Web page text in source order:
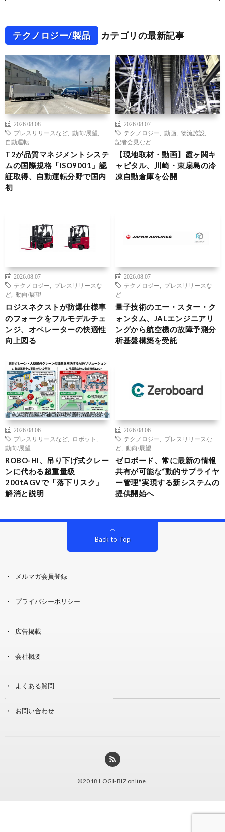
テクノロジー/製品 カテゴリの最新記事
2026.08.08
プレスリリースなど
動向/展望
自動運転
T2が品質マネジメントシステ
ムの国際規格「ISO9001」認
証取得、自動運転分野で国内
初
2026.08.07
テクノロジー
動画 物流施設
記者会見など
【現地取材・動画】霞ヶ関キ
ャピタル、川崎・東扇島の冷
凍自動倉庫を公開
2026.08.07
テクノロジー
プレスリリースな
ど
動向/展望
ロジスネクストが防爆仕様車
のフォークをフルモデルチェ
ンジ、オペレーターの快適性
向上図る
2026.08.07
テクノロジー
プレスリリースな
ど
量子技術のエー・スター・ク
ォンタム、JALエンジニアリ
ングから航空機の故障予測分
析基盤構築を受託
2026.08.06
プレスリリースなど
ロボット
動向/展望
ROBO-HI、吊り下げ式クレー
ンに代わる超重量級
200tAGVで「落下リスク」
解消と説明
2026.08.06
テクノロジー
プレスリリースな
ど
動向/展望
ゼロボード、常に最新の情報
共有が可能な“動的サプライヤ
ー管理”実現する新システムの
提供開始へ
Back to Top
メルマガ会員登録
プライバシーポリシー
広告掲載
会社概要
よくある質問
お問い合わせ
©2018 LOGI-BIZ online